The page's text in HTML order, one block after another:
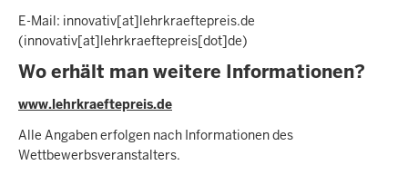
E-Mail: innovativ[at]lehrkraeftepreis.de
(innovativ[at]lehrkraeftepreis[dot]de)
Wo erhält man weitere Informationen?
www.lehrkraeftepreis.de
Alle Angaben erfolgen nach Informationen des
Wettbewerbsveranstalters.